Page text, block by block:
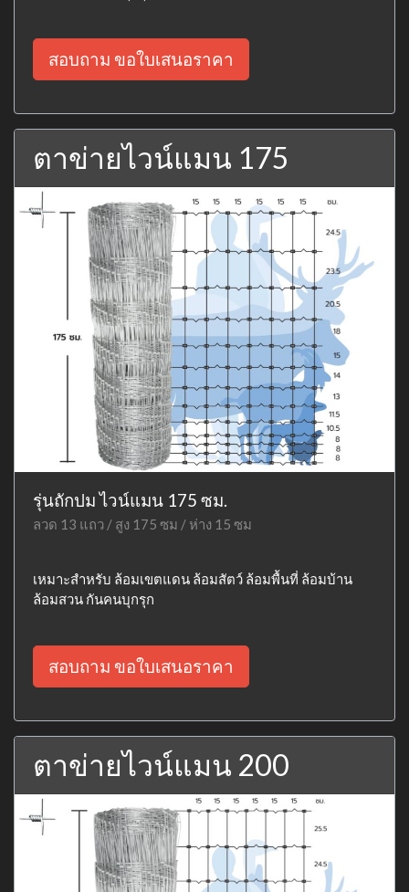
สอบถาม ขอใบเสนอราคา
ตาข่ายไวน์แมน 175
รุ่นถักปม ไวน์แมน 175 ซม.
ลวด 13 แถว / สูง 175 ซม / ห่าง 15 ซม
เหมาะสำหรับ ล้อมเขตแดน ล้อมสัตว์ ล้อมพื้นที่ ล้อมบ้าน
ล้อมสวน กันคนบุกรุก
สอบถาม ขอใบเสนอราคา
ตาข่ายไวน์แมน 200